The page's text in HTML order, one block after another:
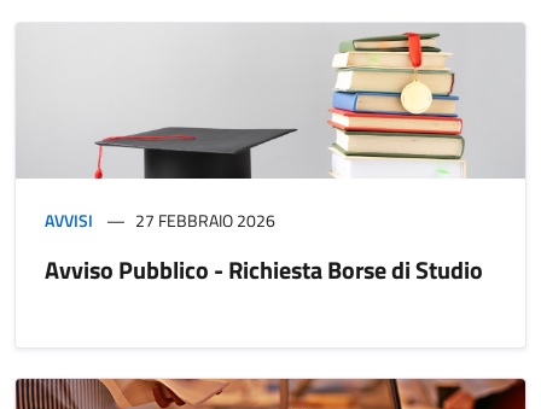
AVVISI 27 FEBBRAIO 2026
Avviso Pubblico - Richiesta Borse di Studio